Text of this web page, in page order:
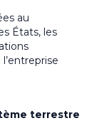
au
États, les
terrestre